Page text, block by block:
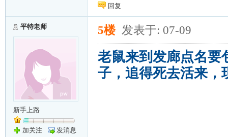
回复
平特老师
新手上路
加关注 发消息
5楼 发表于: 07-09
老鼠来到发廊点名要
子，追得死去活来